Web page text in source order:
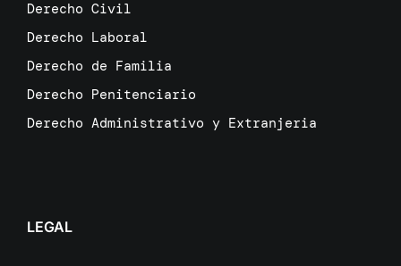
Derecho Civil
Derecho Laboral
Derecho de Familia
Derecho Penitenciario
Derecho Administrativo y Extranjeria
LEGAL